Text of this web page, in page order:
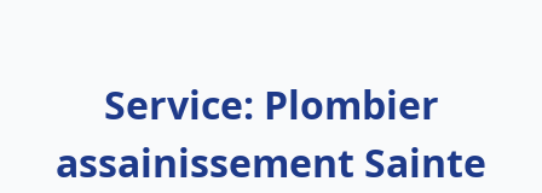
Service: Plombier
assainissement Sainte